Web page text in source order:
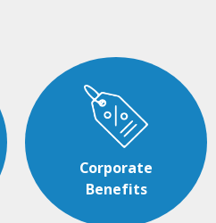
Corporate
Benefits